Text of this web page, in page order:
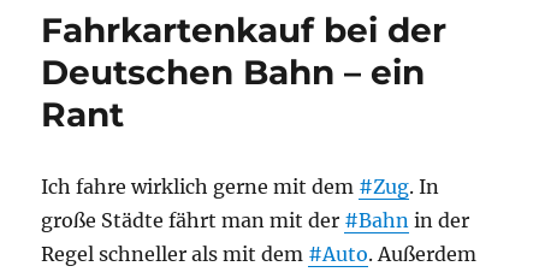
Fahrkartenkauf bei der
Deutschen Bahn – ein
Rant
Ich fahre wirklich gerne mit dem #Zug. In
große Städte fährt man mit der #Bahn in der
Regel schneller als mit dem #Auto. Außerdem